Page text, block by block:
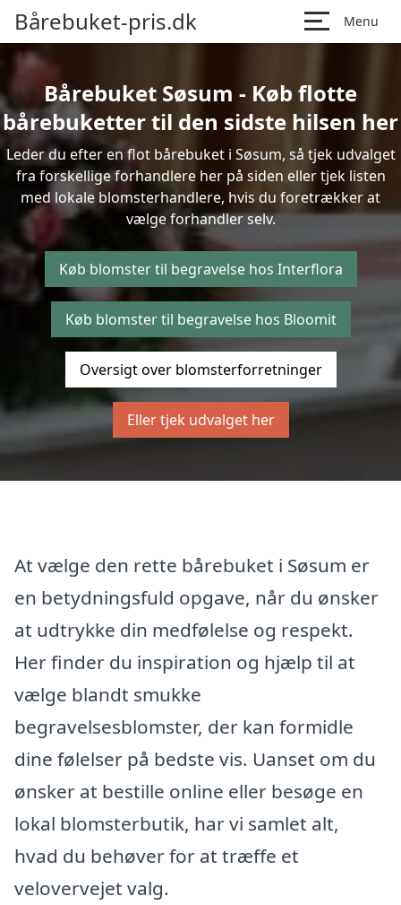
Bårebuket-pris.dk Menu
Bårebuket Søsum - Køb flotte
bårebuketter til den sidste hilsen her
Leder du efter en flot bårebuket i Søsum, så tjek udvalget
fra forskellige forhandlere her på siden eller tjek listen
med lokale blomsterhandlere, hvis du foretrækker at
vælge forhandler selv.
Køb blomster til begravelse hos Interflora
Køb blomster til begravelse hos Bloomit
Oversigt over blomsterforretninger
Eller tjek udvalget her
At vælge den rette bårebuket i Søsum er
en betydningsfuld opgave, når du ønsker
at udtrykke din medfølelse og respekt.
Her finder du inspiration og hjælp til at
vælge blandt smukke
begravelsesblomster, der kan formidle
dine følelser på bedste vis. Uanset om du
ønsker at bestille online eller besøge en
lokal blomsterbutik, har vi samlet alt,
hvad du behøver for at træffe et
velovervejet valg.